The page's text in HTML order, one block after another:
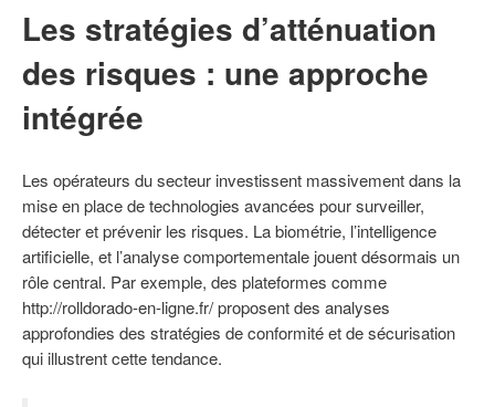
Les stratégies d’atténuation
des risques : une approche
intégrée
Les opérateurs du secteur investissent massivement dans la
mise en place de technologies avancées pour surveiller,
détecter et prévenir les risques. La biométrie, l’intelligence
artificielle, et l’analyse comportementale jouent désormais un
rôle central. Par exemple, des plateformes comme
http://rolldorado-en-ligne.fr/ proposent des analyses
approfondies des stratégies de conformité et de sécurisation
qui illustrent cette tendance.